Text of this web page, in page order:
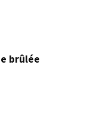
brûlée